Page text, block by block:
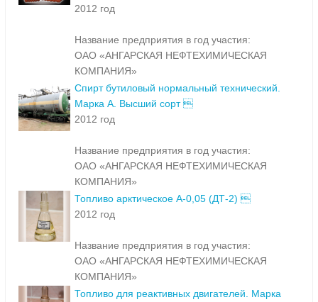
2012 год
Название предприятия в год участия:
ОАО «АНГАРСКАЯ НЕФТЕХИМИЧЕСКАЯ
КОМПАНИЯ»
Спирт бутиловый нормальный технический.
Марка А. Высший сорт 
2012 год
Название предприятия в год участия:
ОАО «АНГАРСКАЯ НЕФТЕХИМИЧЕСКАЯ
КОМПАНИЯ»
Топливо арктическое А-0,05 (ДТ-2) 
2012 год
Название предприятия в год участия:
ОАО «АНГАРСКАЯ НЕФТЕХИМИЧЕСКАЯ
КОМПАНИЯ»
Топливо для реактивных двигателей. Марка